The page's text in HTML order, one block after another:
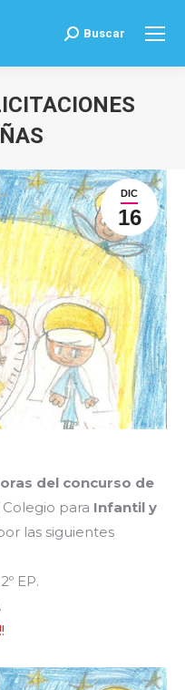
Buscar:
Buscar
DIC
16
del concurso de
para Infantil y
las siguientes
2º EP.